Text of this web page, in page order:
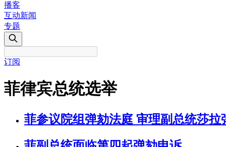
播客
互动新闻
专题
订阅
菲律宾总统选举
菲参议院组弹劾法庭 审理副总统莎拉